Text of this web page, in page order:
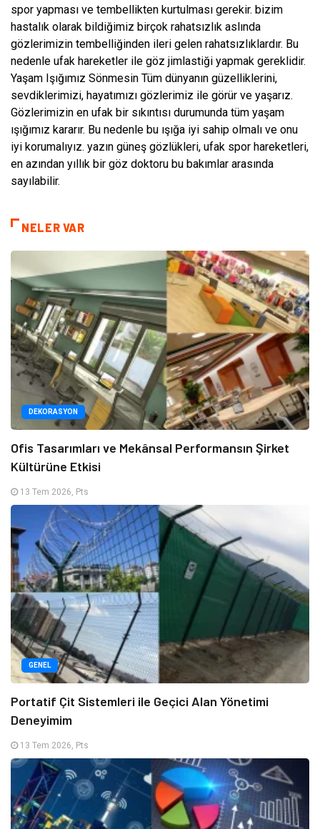
spor yapması ve tembellikten kurtulması gerekir. bizim
hastalık olarak bildiğimiz birçok rahatsızlık aslında
gözlerimizin tembelliğinden ileri gelen rahatsızlıklardır. Bu
nedenle ufak hareketler ile göz jimlastiği yapmak gereklidir.
Yaşam Işığımız Sönmesin Tüm dünyanın güzelliklerini,
sevdiklerimizi, hayatımızı gözlerimiz ile görür ve yaşarız.
Gözlerimizin en ufak bir sıkıntısı durumunda tüm yaşam
ışığımız kararır. Bu nedenle bu ışığa iyi sahip olmalı ve onu
iyi korumalıyız. yazın güneş gözlükleri, ufak spor hareketleri,
en azından yıllık bir göz doktoru bu bakımlar arasında
sayılabilir.
NELER VAR
DEKORASYON
Ofis Tasarımları ve Mekânsal Performansın Şirket
Kültürüne Etkisi
13 Tem 2026, Pts
GENEL
Portatif Çit Sistemleri ile Geçici Alan Yönetimi
Deneyimim
13 Tem 2026, Pts